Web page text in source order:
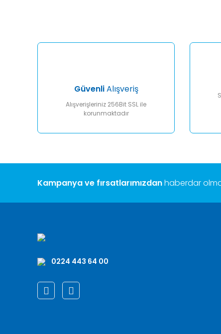
Ürün bilgilerinde hatalar bulunuyor.
GüvenliAlışveriş
Alışverişleriniz 256Bit SSL ile
korunmaktadır
Kampanya ve fırsatlarımızdanhaberdar
0224 443 64 00